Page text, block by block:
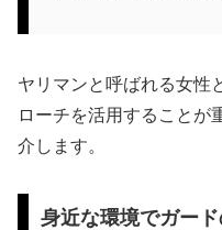
ヤリマンと呼ばれる女性
ローチを活用することが
介します。
身近な環境でガー